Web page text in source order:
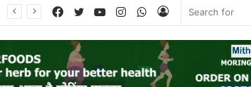
Log
WhatsApp
Instagram
YouTube
Twitter
Facebook